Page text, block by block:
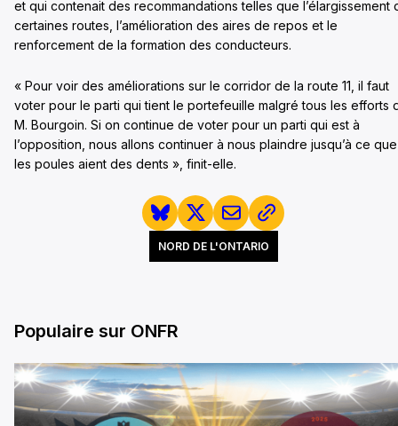
et qui contenait des recommandations telles que l’élargissement
certaines routes, l’amélioration des aires de repos et le
renforcement de la formation des conducteurs.
« Pour voir des améliorations sur le corridor de la route 11, il faut
voter pour le parti qui tient le portefeuille malgré tous les efforts
M. Bourgoin. Si on continue de voter pour un parti qui est à
l’opposition, nous allons continuer à nous plaindre jusqu’à ce que
les poules aient des dents », finit-elle.
NORD DE L'ONTARIO
Populaire sur ONFR